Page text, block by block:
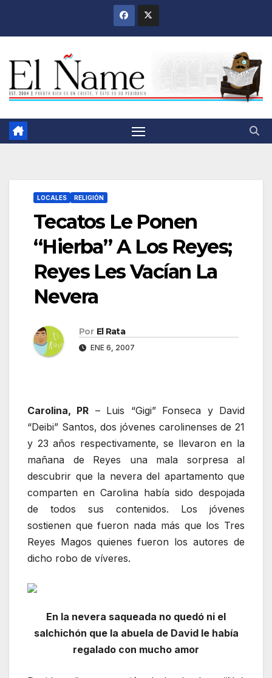
LOCALES RELIGIÓN
Tecatos Le Ponen
“Hierba” A Los Reyes;
Reyes Les Vacían La
Nevera
Por El Rata
ENE 6, 2007
Carolina, PR – Luis “Gigi” Fonseca y David
“Deibi” Santos, dos jóvenes carolinenses de 21
y 23 años respectivamente, se llevaron en la
mañana de Reyes una mala sorpresa al
descubrir que la nevera del apartamento que
comparten en Carolina había sido despojada
de todos sus contenidos. Los jóvenes
sostienen que fueron nada más que los Tres
Reyes Magos quienes fueron los autores de
dicho robo de víveres.
En la nevera saqueada no quedó ni el
salchichón que la abuela de David le había
regalado con mucho amor